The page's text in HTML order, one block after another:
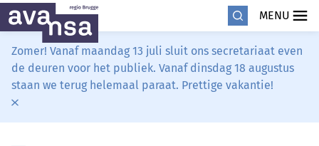
MENU
Zomer! Vanaf maandag 13 juli sluit ons secretariaat even
de deuren voor het publiek. Vanaf dinsdag 18 augustus
staan we terug helemaal paraat. Prettige vakantie!